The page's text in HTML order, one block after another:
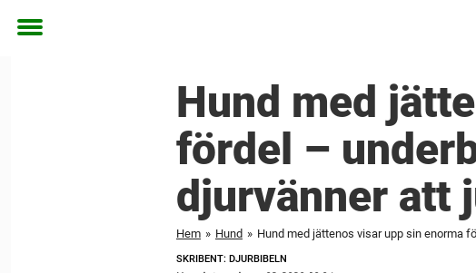
Toggle
Hund med
fördel –
djurvänner att
Hem » Hund » Hund med jättenos visar upp sin enorma
SKRIBENT: DJURBIBELN